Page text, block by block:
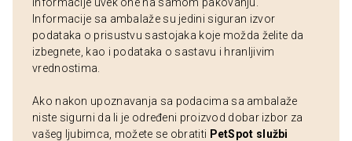
Informacije sa ambalaže su jedini siguran izvor
podataka o prisustvu sastojaka koje možda želite da
izbegnete, kao i podataka o sastavu i hranljivim
vrednostima.
Ako nakon upoznavanja sa podacima sa ambalaže
niste sigurni da li je određeni proizvod dobar izbor za
vašeg ljubimca, možete se obratiti PetSpot službi